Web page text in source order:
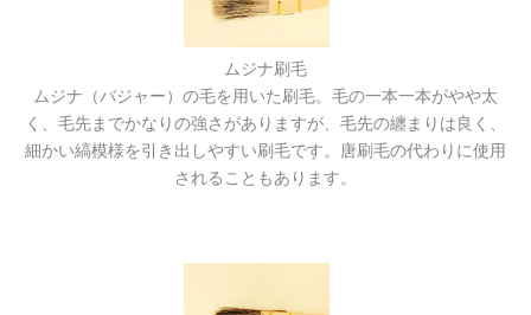
ムジナ刷毛
ムジナ（バジャー）の毛を用いた刷毛。毛の一本一本がやや太
く、毛先までかなりの強さがありますが、毛先の纏まりは良く、
細かい縞模様を引き出しやすい刷毛です。唐刷毛の代わりに使用
されることもあります。